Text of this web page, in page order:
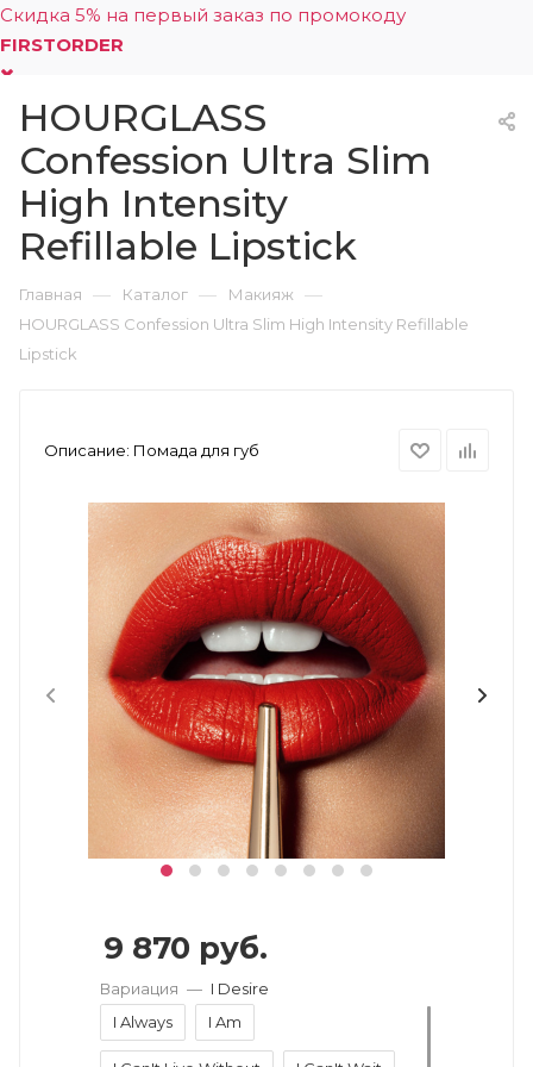
Скидка 5% на первый заказ по промокоду
FIRSTORDER
0
HOURGLASS
Confession Ultra Slim
High Intensity
Refillable Lipstick
Главная — Каталог — Макияж —
HOURGLASS Confession Ultra Slim High Intensity Refillable
Lipstick
Описание: Помада для губ
9 870 руб.
Вариация — I Desire
I Always
I Am